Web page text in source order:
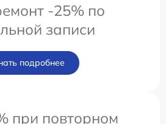
-25% по
записи
подробнее
при повторном